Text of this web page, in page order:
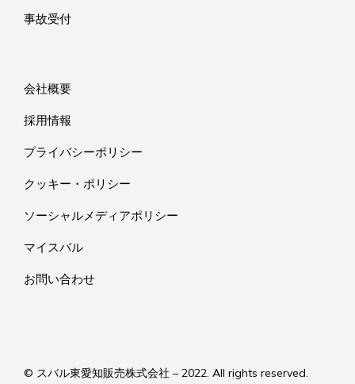
事故受付
会社概要
採用情報
プライバシーポリシー
クッキー・ポリシー
ソーシャルメディアポリシー
マイスバル
お問い合わせ
© スバル東愛知販売株式会社 – 2022. All rights reserved.